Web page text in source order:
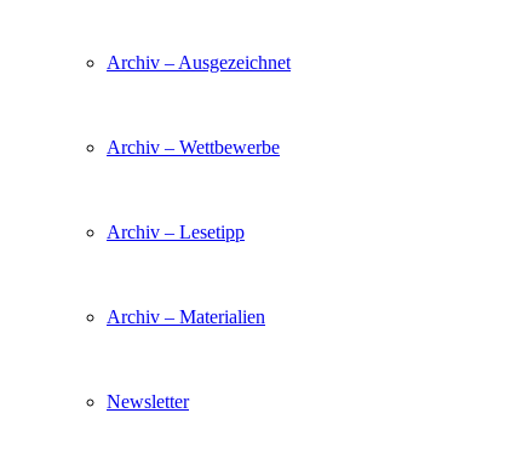
Archiv – Ausgezeichnet
Archiv – Wettbewerbe
Archiv – Lesetipp
Archiv – Materialien
Newsletter